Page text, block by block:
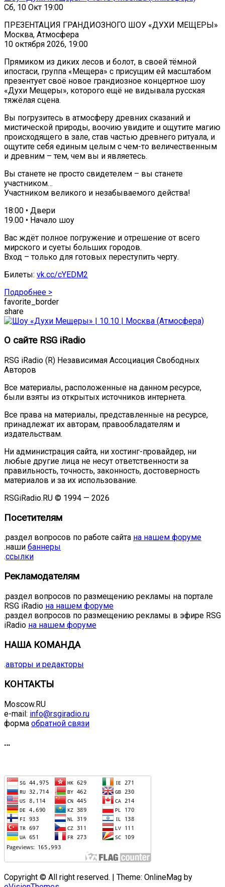
Сб, 10 Окт 19:00
ПРЕЗЕНТАЦИЯ ГРАНДИОЗНОГО ШОУ «ДУХИ МЕЩЕРЫ»
Москва, Атмосфера
10 октября 2026, 19:00
Прямиком из диких лесов и болот, в своей тёмной
ипостаси, группа «Мещера» с присущим ей масштабом
презентует своё новое грандиозное концертное шоу
«Духи Мещеры», которого ещё не видывала русская
тяжёлая сцена.
Вы погрузитесь в атмосферу древних сказаний и
мистической природы, воочию увидите и ощутите магию
происходящего в зале, став частью древнего ритуала, и
ощутите себя единым целым с чем-то величественным
и древним – тем, чем вы и являетесь.
Вы станете не просто свидетелем – вы станете
участником…
Участником великого и незабываемого действа!
18:00 • Двери
19.00 • Начало шоу
Вас ждёт полное погружение и отрешение от всего
мирского и суеты больших городов.
Вход – только для готовых переступить черту.
Билеты: vk.cc/cYEDM2
Подробнее >
favorite_border
share
О сайте RSG iRadio
RSG iRadio (R) Независимая Ассоциация Свободных
Авторов
Все материалы, расположенные на данном ресурсе,
были взяты из открытых источников интернета.
Все права на материалы, представленные на ресурсе,
принадлежат их авторам, правообладателям и
издательствам.
Ни администрация сайта, ни хостинг-провайдер, ни
любые другие лица не несут ответственности за
правильность, точность, законность, достоверность
материалов и за их использование.
RSGiRadio.RU © 1994 — 2026
Посетителям
.раздел вопросов по работе сайта на нашем форуме
.наши баннеры
.ссылки
Рекламодателям
.раздел вопросов по размещению рекламы на портале
RSG iRadio на нашем форуме
.раздел вопросов по размещению рекламы в эфире RSG
iRadio на нашем форуме
НАША КОМАНДА
.авторы и редакторы
КОНТАКТЫ
Moscow.RU
e-mail: info@rsgiradio.ru
форма обратной связи
…
Copyright © All right reserved. | Theme: OnlineMag by